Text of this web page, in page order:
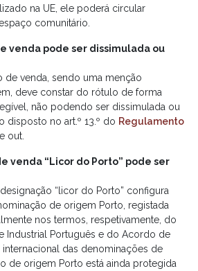
na UE, ele poderá circular
comunitário.
venda pode ser dissimulada ou
de venda, sendo uma menção
deve constar do rótulo de forma
não podendo ser dissimulada ou
no art.º 13.º do Regulamento
out.
venda “Licor do Porto” pode ser
“licor do Porto” configura
de origem Porto, registada
nos termos, respetivamente, do
Industrial Português e do Acordo de
internacional das denominações de
de origem Porto está ainda protegida